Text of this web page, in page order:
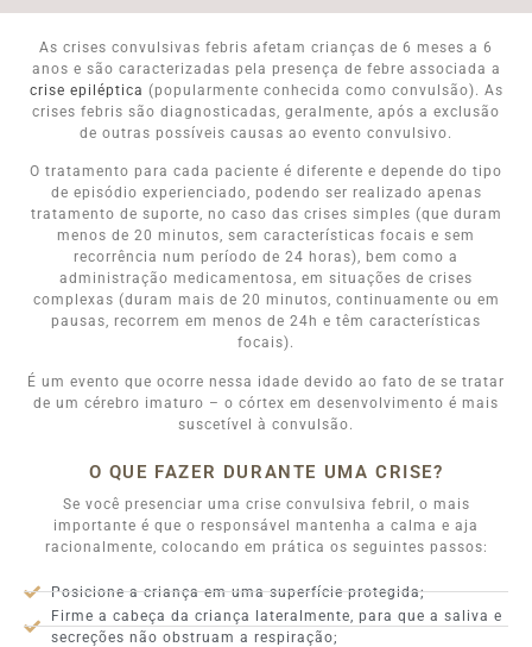
As crises convulsivas febris afetam crianças de 6 meses a 6
anos e são caracterizadas pela presença de febre associada a
crise epiléptica (popularmente conhecida como convulsão). As
crises febris são diagnosticadas, geralmente, após a exclusão
de outras possíveis causas ao evento convulsivo.
O tratamento para cada paciente é diferente e depende do tipo
de episódio experienciado, podendo ser realizado apenas
tratamento de suporte, no caso das crises simples (que duram
menos de 20 minutos, sem características focais e sem
recorrência num período de 24 horas), bem como a
administração medicamentosa, em situações de crises
complexas (duram mais de 20 minutos, continuamente ou em
pausas, recorrem em menos de 24h e têm características
focais).
É um evento que ocorre nessa idade devido ao fato de se tratar
de um cérebro imaturo – o córtex em desenvolvimento é mais
suscetível à convulsão.
O QUE FAZER DURANTE UMA CRISE?
Se você presenciar uma crise convulsiva febril, o mais
importante é que o responsável mantenha a calma e aja
racionalmente, colocando em prática os seguintes passos:
Posicione a criança em uma superfície protegida;
Firme a cabeça da criança lateralmente, para que a saliva e
secreções não obstruam a respiração;